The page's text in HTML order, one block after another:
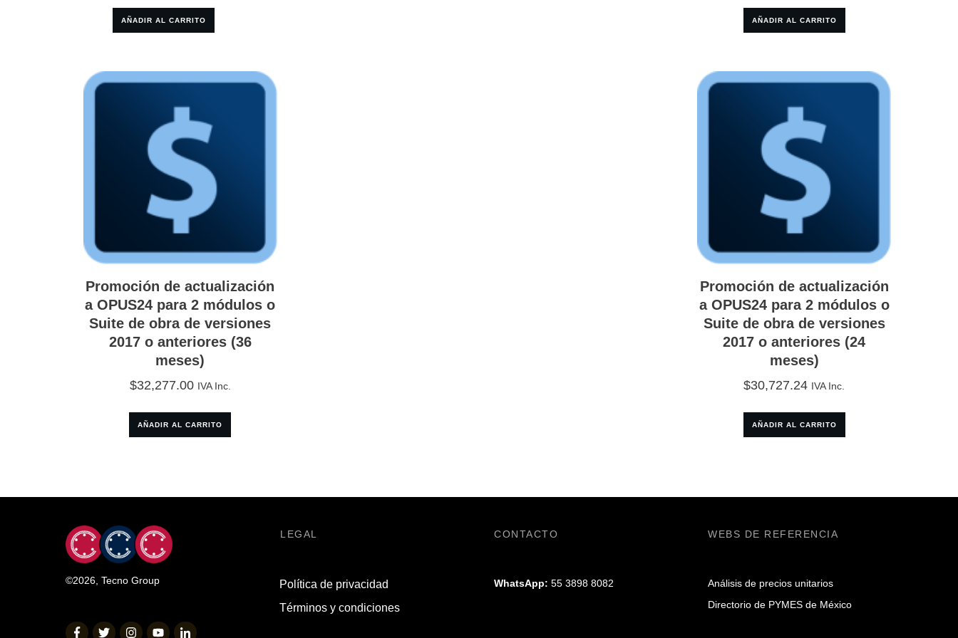
AÑADIR AL CARRITO AÑADIR AL CARRITO
Promoción de actualización
a OPUS24 para 2 módulos o
Suite de obra de versiones
2017 o anteriores (36
meses)
$32,277.00 IVA Inc.
AÑADIR AL CARRITO
Promoción de actualización
a OPUS24 para 2 módulos o
Suite de obra de versiones
2017 o anteriores (24
meses)
$30,727.24 IVA Inc.
AÑADIR AL CARRITO
©2026 Tecno Group
LEGAL
Política de privacidad
Términos y condiciones
CONTACTO
WhatsApp: 55 3898 8082
WEBS DE REFERENCIA
Análisis de precios unitarios
Directorio de PYMES de México